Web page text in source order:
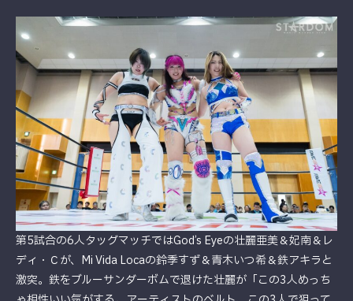
第5試合の6人タッグマッチではGod’s Eyeの壮麗亜美＆妃南＆レ
ディ・Ｃが、Mi Vida Locaの鈴季すず＆青木いつ希＆鉄アキラと
激突。鉄をブルーサンダーボムで退けた壮麗が「この3人めっち